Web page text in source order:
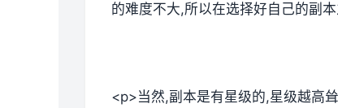
的难度不大,所以在选择好自己的副
<p>当然,副本是有星级的,星级越高